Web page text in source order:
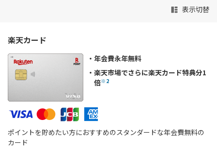
表示切替
楽天カード
年会費永年無料
楽天市場でさらに楽天カード特典分1
倍※2
ポイントを貯めたい方におすすめのスタンダードな年会費無料の
カード